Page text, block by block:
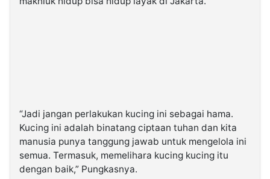
“Jadi jangan perlakukan kucing ini sebagai hama.
Kucing ini adalah binatang ciptaan tuhan dan kita
manusia punya tanggung jawab untuk mengelola ini
semua. Termasuk, memelihara kucing kucing itu
dengan baik,” Pungkasnya.